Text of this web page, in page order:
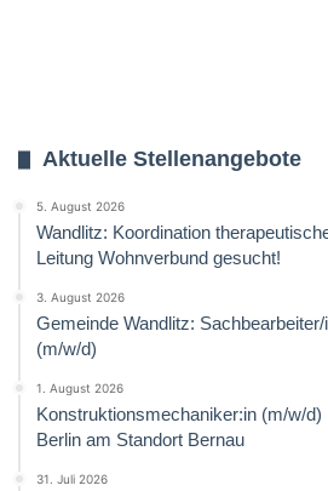
Aktuelle Stellenangebote
5. August 2026
Wandlitz: Koordination
Leitung Wohnverbund gesucht!
3. August 2026
Gemeinde Wandlitz:
(m/w/d)
1. August 2026
Konstruktionsmechaniker:in (m/w/d)
Berlin am Standort Bernau
31. Juli 2026